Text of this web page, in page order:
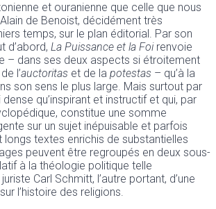
et ouranienne que celle que nous
de Benoist, décidément très
temps, sur le plan éditorial. Par son
d’abord, La Puissance et la Foirenvoie
– dans ses deux aspects si étroitement
l’auctoritas et de la potestas – qu’à la
son sens le plus large. Mais surtout par
qu’inspirant et instructif et qui, par
constitue une somme
sur un sujet inépuisable et parfois
longs textes enrichis de substantielles
peuvent être regroupés en deux sous-
à la théologie politique telle
Carl Schmitt, l’autre portant, d’une
l’histoire des religions.